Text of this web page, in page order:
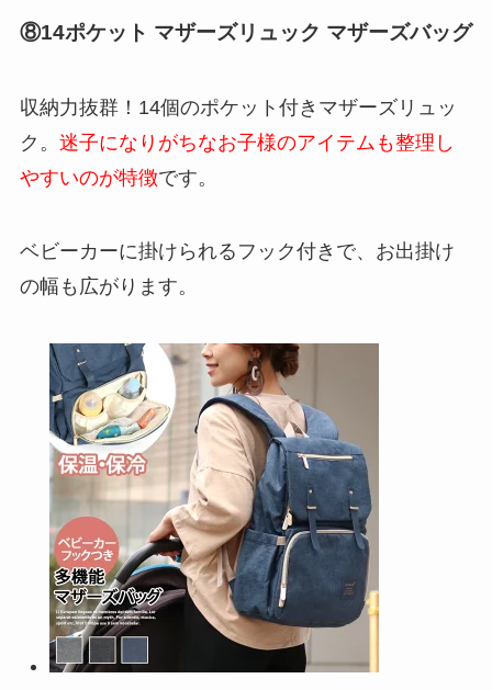
⑧14ポケット マザーズリュック マザーズバッグ
収納力抜群！14個のポケット付きマザーズリュッ
ク。 迷子になりがちなお子様のアイテムも整理し
やすいのが特徴です。
ベビーカーに掛けられるフック付きで、お出掛け
の幅も広がります。